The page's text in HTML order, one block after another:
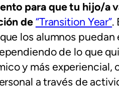
para que tu hijo/a
de “Transition Year”.
los alumnos
de lo que
y más
a través de